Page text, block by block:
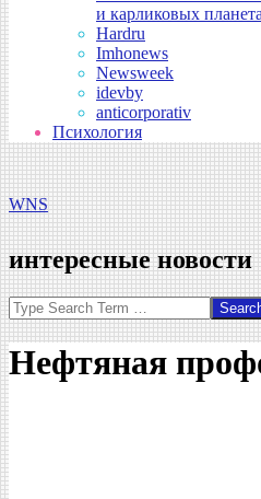
и карликовых
Hardru
Imhonews
Newsweek
idevby
anticorporativ
Психология
WNS
интересные новости
Search
Нефтяная